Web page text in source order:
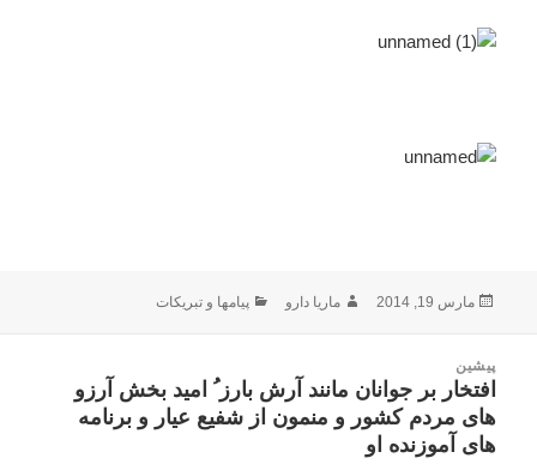
ارسال
مارس 19, 2014 نویسنده
ماریا دارو دسته‌ها
پیامها و تبریکات
نوشتهپیشین
نوشته
قبلی:
افتخار بر جوانان مانند آرش بارز ُ امید بخش آرزو
های مردم کشور و منمون از شفیع عیار و برنامه
های آموزنده او